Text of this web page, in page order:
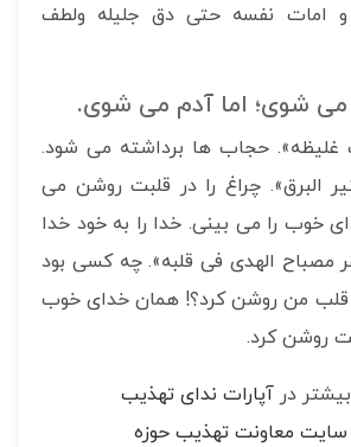
و امات نفسه حتی دق جلیله ولطف
می شوی؛ اما آدم می شوی.
غلیظه». حجاب ها برداشته می شود.
البرق». چراغ را در قلبت روشن می
خوب را می بینی. خدا را به خود خدا
مصباح الهدی فی قلبه». چه کسی بود
قلب من روشن کرد؟! همان خدای خوب
روشن کرد.
در آپارات ندای تهذیب
سایت معاونت تهذیب حوزه